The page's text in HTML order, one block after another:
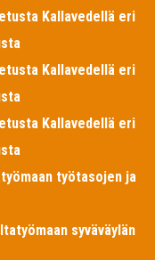
Kallavedellä eri
Kallavedellä eri
Kallavedellä eri
työtasojen ja
syväväylän